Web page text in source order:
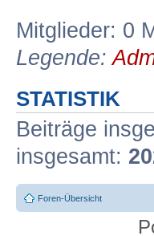
Mitglieder: 0
Legende:
STATISTIK
Beiträge
insgesamt:
Foren-Übersicht